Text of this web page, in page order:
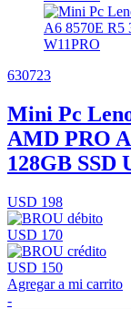
630723
Mini Pc
AMD PRO
128GB SSD
USD 198
USD 170
USD 150
Agregar a mi carrito
-